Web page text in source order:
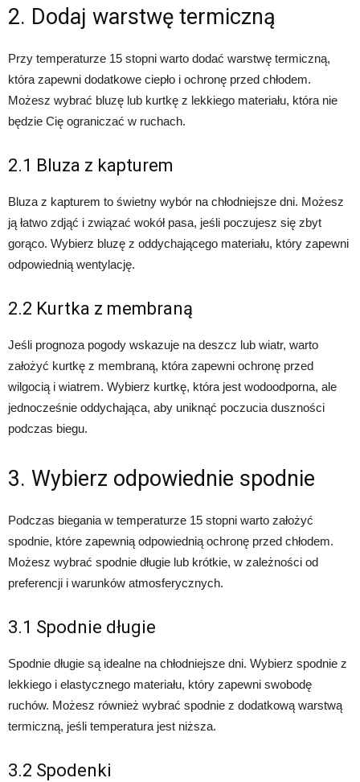
2. Dodaj warstwę termiczną
Przy temperaturze 15 stopni warto dodać warstwę termiczną,
która zapewni dodatkowe ciepło i ochronę przed chłodem.
Możesz wybrać bluzę lub kurtkę z lekkiego materiału, która nie
będzie Cię ograniczać w ruchach.
2.1 Bluza z kapturem
Bluza z kapturem to świetny wybór na chłodniejsze dni. Możesz
ją łatwo zdjąć i związać wokół pasa, jeśli poczujesz się zbyt
gorąco. Wybierz bluzę z oddychającego materiału, który zapewni
odpowiednią wentylację.
2.2 Kurtka z membraną
Jeśli prognoza pogody wskazuje na deszcz lub wiatr, warto
założyć kurtkę z membraną, która zapewni ochronę przed
wilgocią i wiatrem. Wybierz kurtkę, która jest wodoodporna, ale
jednocześnie oddychająca, aby uniknąć poczucia duszności
podczas biegu.
3. Wybierz odpowiednie spodnie
Podczas biegania w temperaturze 15 stopni warto założyć
spodnie, które zapewnią odpowiednią ochronę przed chłodem.
Możesz wybrać spodnie długie lub krótkie, w zależności od
preferencji i warunków atmosferycznych.
3.1 Spodnie długie
Spodnie długie są idealne na chłodniejsze dni. Wybierz spodnie z
lekkiego i elastycznego materiału, który zapewni swobodę
ruchów. Możesz również wybrać spodnie z dodatkową warstwą
termiczną, jeśli temperatura jest niższa.
3.2 Spodenki